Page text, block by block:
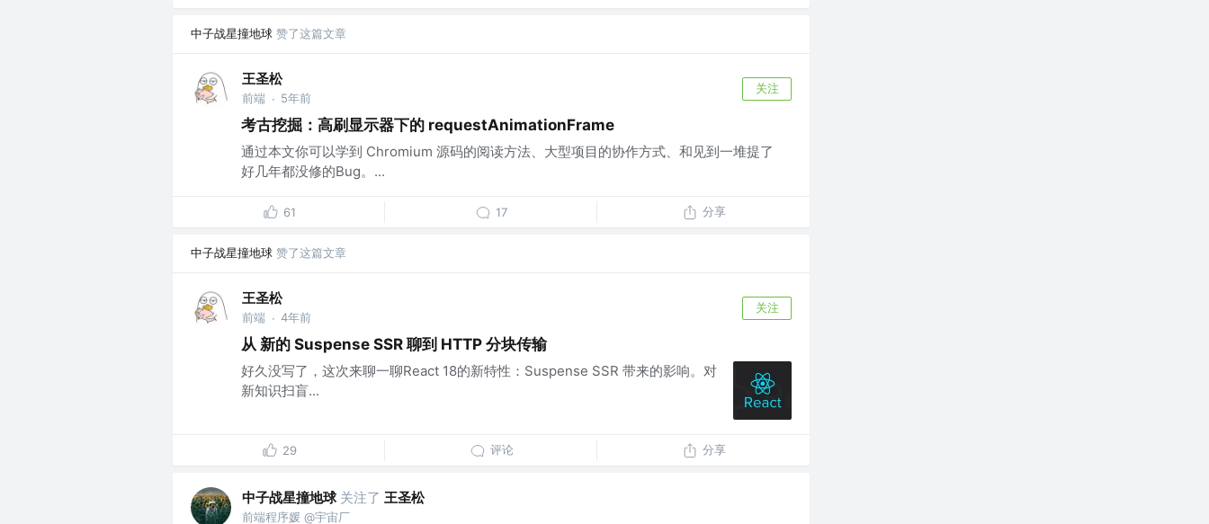
中子战星撞地球 赞了这篇文章
王圣松
前端 · 5年前
关注
考古挖掘：高刷显示器下的 requestAnimationFrame
通过本文你可以学到 Chromium 源码的阅读方法、大型项目的协作方式、和见到一堆提了
好几年都没修的Bug。...
61 17 分享
中子战星撞地球 赞了这篇文章
王圣松
前端 · 4年前
关注
从 新的 Suspense SSR 聊到 HTTP 分块传输
好久没写了，这次来聊一聊React 18的新特性：Suspense SSR 带来的影响。对
新知识扫盲...
29 评论 分享
中子战星撞地球 关注了 王圣松
前端程序媛 @宇宙厂